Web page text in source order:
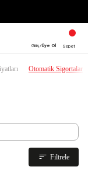
Giriş/Üye Ol Sepet
Otomatik Sigortalar
Filtrele